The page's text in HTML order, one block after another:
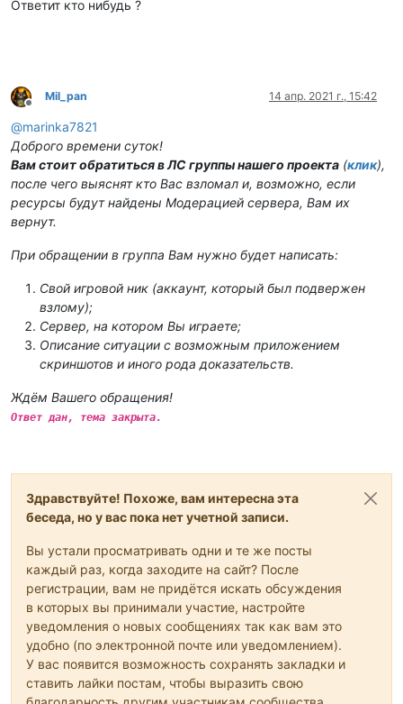
Ответит кто нибудь ?
Не в сети
Mil_pan 14 апр. 2021 г., 15:42
@marinka7821
Доброго времени суток!
Вам стоит обратиться в ЛС группы нашего проекта (клик),
после чего выяснят кто Вас взломал и, возможно, если
ресурсы будут найдены Модерацией сервера, Вам их
вернут.
При обращении в группа Вам нужно будет написать:
Свой игровой ник (аккаунт, который был подвержен
взлому);
Сервер, на котором Вы играете;
Описание ситуации с возможным приложением
скриншотов и иного рода доказательств.
Ждём Вашего обращения!
Ответ дан, тема закрыта.
Здравствуйте! Похоже, вам интересна эта
беседа, но у вас пока нет учетной записи.
Вы устали просматривать одни и те же посты
каждый раз, когда заходите на сайт? После
регистрации, вам не придётся искать обсуждения
в которых вы принимали участие, настройте
уведомления о новых сообщениях так как вам это
удобно (по электронной почте или уведомлением).
У вас появится возможность сохранять закладки и
ставить лайки постам, чтобы выразить свою